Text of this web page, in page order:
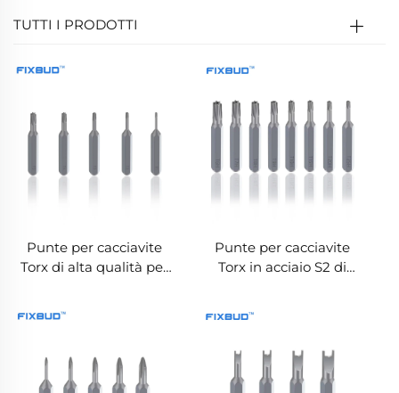
TUTTI I PRODOTTI
Punte per cacciavite
Torx di alta qualità per
Punte per cacciavite
Torx in acciaio S2 di